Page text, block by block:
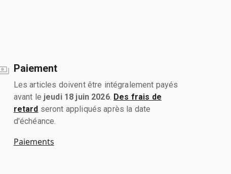
Paiement
Les articles doivent être intégralement payés
avant le jeudi 18 juin 2026. Des frais de
retard seront appliqués après la date
d'échéance.
Paiements